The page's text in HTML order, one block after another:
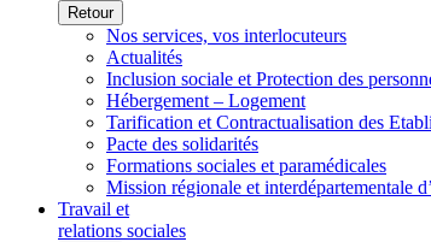
Retour
Nos services, vos interlocuteurs
Actualités
Inclusion sociale et Protection des
Hébergement – Logement
Tarification et Contractualisation des
Pacte des solidarités
Formations sociales et paramédicales
Mission régionale et interdépartementale
Travail et
relations sociales